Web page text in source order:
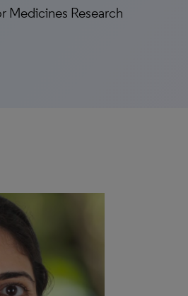
Medicines Research